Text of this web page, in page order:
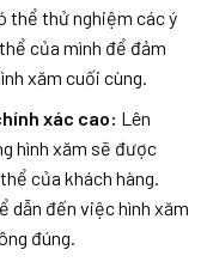
thể thử nghiệm các ý
của mình để đảm
xăm cuối cùng.
xác cao: Lên
hình xăm sẽ được
của khách hàng.
dẫn đến việc hình xăm
đúng.